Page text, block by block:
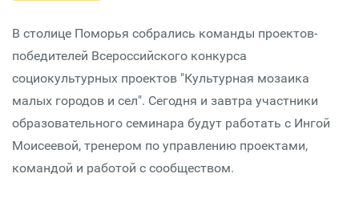
В столице Поморья собрались команды проектов-
победителей Всероссийского конкурса
социокультурных проектов "Культурная мозаика
малых городов и сел". Сегодня и завтра участники
образовательного семинара будут работать с Ингой
Моисеевой, тренером по управлению проектами,
командой и работой с сообществом.